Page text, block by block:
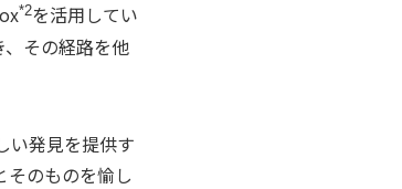
*2を活用してい
その経路を他
い発見を提供す
そのものを愉し